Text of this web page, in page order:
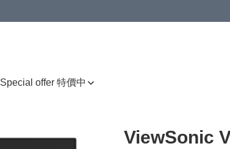
Special offer 特價中
ViewSonic